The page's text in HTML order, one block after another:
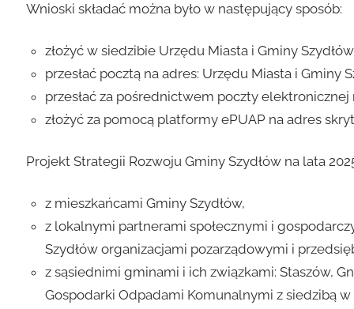
Wnioski składać można było w następujący sposób:
złożyć w siedzibie Urzędu Miasta i Gminy
przesłać pocztą na adres: Urzędu Miasta i Gminy
przesłać za pośrednictwem poczty
złożyć za pomocą platformy ePUAP na adres
Projekt Strategii Rozwoju Gminy Szydłów na lata
z mieszkańcami Gminy Szydłów,
z lokalnymi partnerami społecznymi i
Szydłów organizacjami pozarządowymi i
z sąsiednimi gminami i ich związkami: Staszów,
Gospodarki Odpadami Komunalnymi z siedzibą